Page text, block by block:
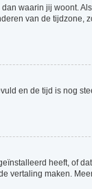
waarin jij woont.
van de
en de tijd is nog
heeft, of
vertaling maken.